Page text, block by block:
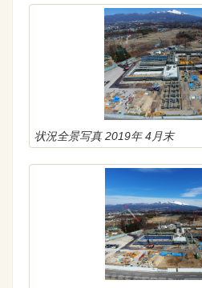
状況全景写真 2019年 4月末